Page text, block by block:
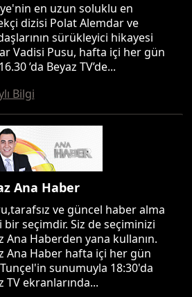
en uzun soluklu en
dizisi Polat Alemdar ve
sürükleyici hikayesi
Vadisi Pusu, hafta içi her gün
’da Beyaz TV’de...
Bilgi
Ana Haber
ve güncel haber alma
bir seçimdir. Siz de seçiminizi
Ana Haberden yana kullanın.
Ana Haber hafta içi her gün
sunumuyla 18:30'da
TV ekranlarında...